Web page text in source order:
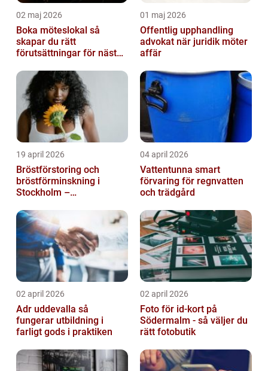
02 maj 2026
Boka möteslokal så
skapar du rätt
förutsättningar för nästa
01 maj 2026
Offentlig upphandling
advokat när juridik möter
affär
19 april 2026
Bröstförstoring och
bröstförminskning i
Stockholm –
04 april 2026
Vattentunna smart
förvaring för regnvatten
och trädgård
02 april 2026
Adr uddevalla så
fungerar utbildning i
farligt gods i praktiken
02 april 2026
Foto för id-kort på
Södermalm - så väljer du
rätt fotobutik